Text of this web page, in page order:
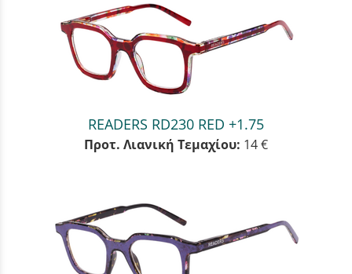
READERS RD230 RED +1.75
Προτ. Λιανική Τεμαχίου: 14 €